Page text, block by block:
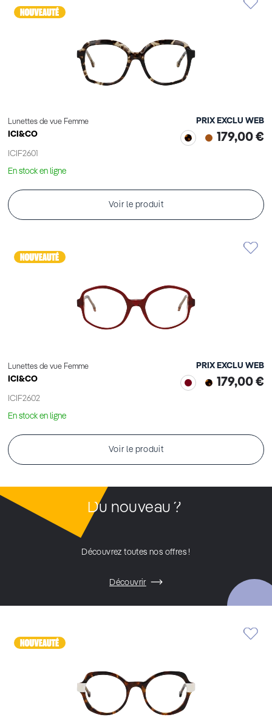
Lunettes de vue Femme
ICI&CO
ICIF2601
PRIX EXCLU WEB
179,00 €
En stock en ligne
Voir le produit
Lunettes de vue Femme
ICI&CO
ICIF2602
PRIX EXCLU WEB
179,00 €
En stock en ligne
Voir le produit
Du nouveau ?
Découvrez toutes nos offres !
Découvrir